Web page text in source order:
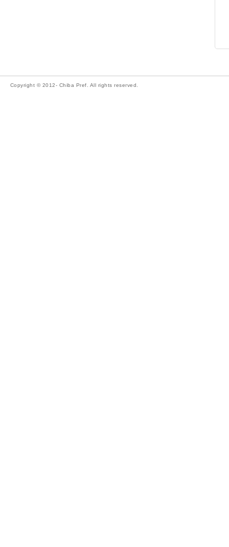
Copyright © 2012- Chiba Pref. All rights reserved.